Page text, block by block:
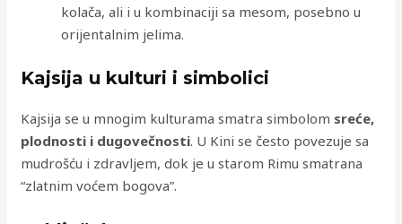
kolača, ali i u kombinaciji sa mesom, posebno u
orijentalnim jelima.
Kajsija u kulturi i simbolici
Kajsija se u mnogim kulturama smatra simbolom sreće,
plodnosti i dugovečnosti. U Kini se često povezuje sa
mudrošću i zdravljem, dok je u starom Rimu smatrana
“zlatnim voćem bogova”.